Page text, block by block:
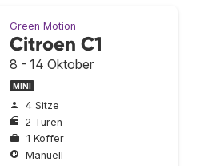
Green Motion
Citroen C1
8 - 14 Oktober
MINI
4 Sitze
2 Türen
1 Koffer
Manuell